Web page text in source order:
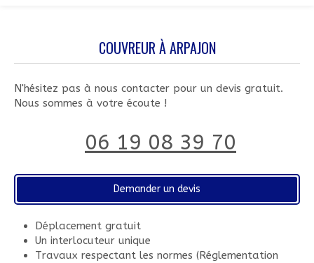
COUVREUR À ARPAJON
N'hésitez pas à nous contacter pour un devis gratuit.
Nous sommes à votre écoute !
06 19 08 39 70
Demander un devis
Déplacement gratuit
Un interlocuteur unique
Travaux respectant les normes (Réglementation